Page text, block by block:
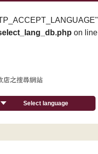
on line
Select language